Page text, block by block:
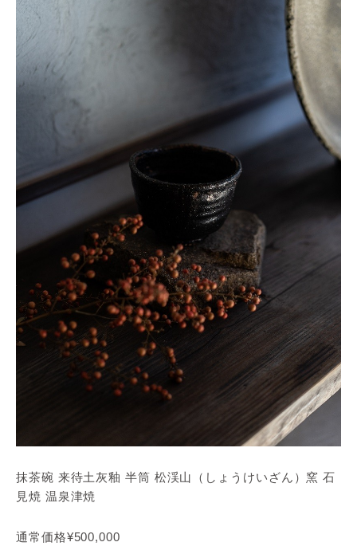
抹茶碗 来待土灰釉 半筒 松渓山（しょうけいざん）窯 石
見焼 温泉津焼
通常価格¥500,000